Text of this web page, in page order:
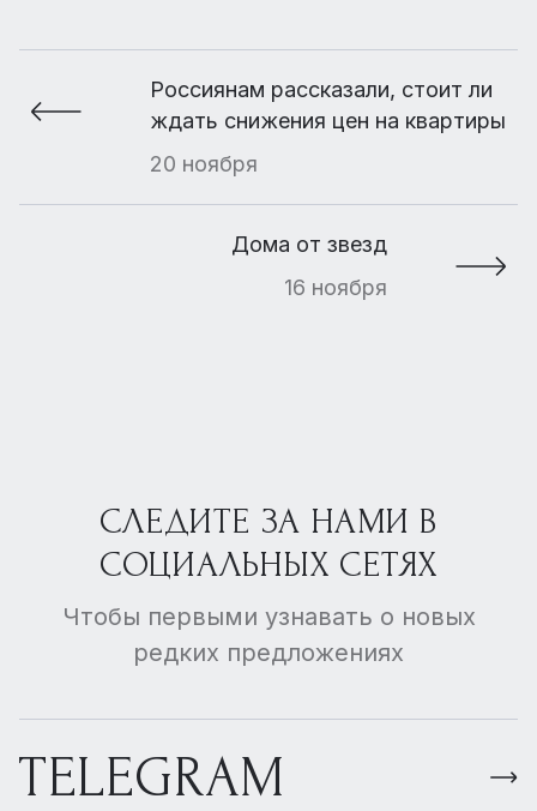
Россиянам рассказали, стоит ли
ждать снижения цен на квартиры
20 ноября
Дома от звезд
16 ноября
СЛЕДИТЕ ЗА НАМИ В
СОЦИАЛЬНЫХ СЕТЯХ
Чтобы первыми узнавать о новых
редких предложениях
TELEGRAM